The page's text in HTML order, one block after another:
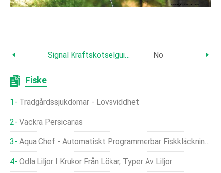
Signal Kräftskötselguide:från Livsmiljö Till Avel – Experttips Och Säkerhetsåtgärder No
Fiske
Trädgårdssjukdomar - Lövsviddhet
Vackra Persicarias
Aqua Chef - Automatiskt Programmerbar Fiskkläckningsmatare
Odla Liljor I Krukor Från Lökar, Typer Av Liljor